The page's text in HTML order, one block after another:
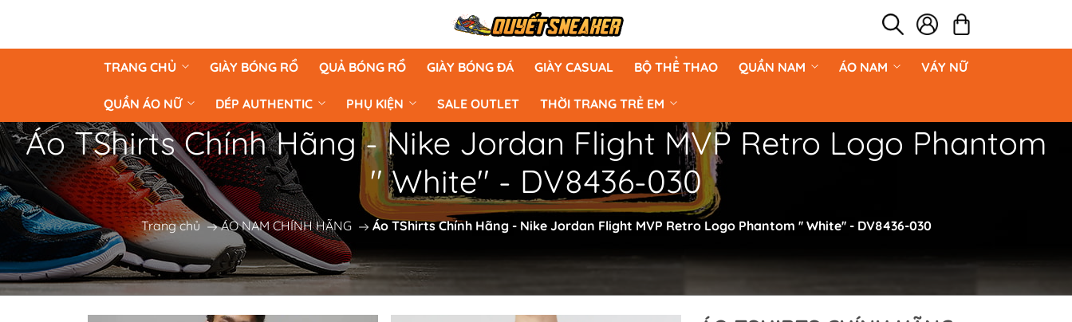
TRANG CHỦ GIÀY BÓNG RỔ QUẢ BÓNG RỔ GIÀY BÓNG ĐÁ GIÀY CASUAL BỘ THỂ THAO QUẦN NAM ÁO NAM VÁY NỮ
QUẦN ÁO NỮ DÉP AUTHENTIC PHỤ KIỆN SALE OUTLET THỜI TRANG TRẺ EM
Áo TShirts Chính Hãng - Nike Jordan Flight MVP Retro Logo Phantom
'' White'' - DV8436-030
Trang chủ ÁO NAM CHÍNH HÃNG Áo TShirts Chính Hãng - Nike Jordan Flight MVP Retro Logo Phantom '' White'' - DV8436-030